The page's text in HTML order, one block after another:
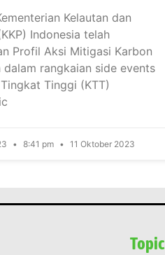
Kelautan dan
Indonesia telah
Profil Aksi Mitigasi Karbon
dalam rangkaian side events
Tinggi (KTT)
8:41 pm 11 Oktober 2023
Topic